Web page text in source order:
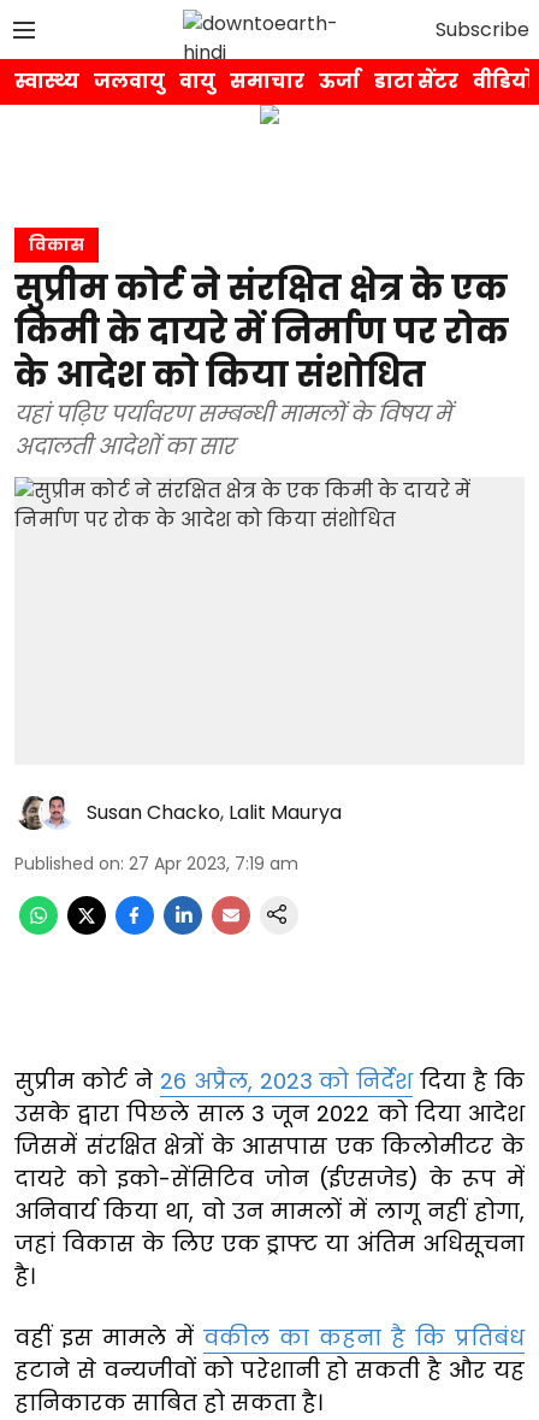
Subscribe
स्वास्थ्य जलवायु वायु समाचार ऊर्जा डाटा सेंटर वीडियो
विकास
सुप्रीम कोर्ट ने संरक्षित क्षेत्र के एक
किमी के दायरे में निर्माण पर रोक
के आदेश को किया संशोधित
यहां पढ़िए पर्यावरण सम्बन्धी मामलों के विषय में
अदालती आदेशों का सार
Susan Chacko, Lalit Maurya
Published on: 27 Apr 2023, 7:19 am
सुप्रीम कोर्ट ने 26 अप्रैल, 2023 को निर्देशदिया है कि
उसके द्वारा पिछले साल 3 जून 2022 को दिया आदेश
जिसमें संरक्षित क्षेत्रों के आसपास एक किलोमीटर के
दायरे को इको-सेंसिटिव जोन (ईएसजेड) के रूप में
अनिवार्य किया था, वो उन मामलों में लागू नहीं होगा,
जहां विकास के लिए एक ड्राफ्ट या अंतिम अधिसूचना
है।
वहीं इस मामले में वकील का कहना है कि प्रतिबंध
हटाने से वन्यजीवों को परेशानी हो सकती है और यह
हानिकारक साबित हो सकता है।